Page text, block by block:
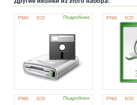
PNG ICO Подробнее PNG ICO
PNG ICO Подробнее PNG ICO